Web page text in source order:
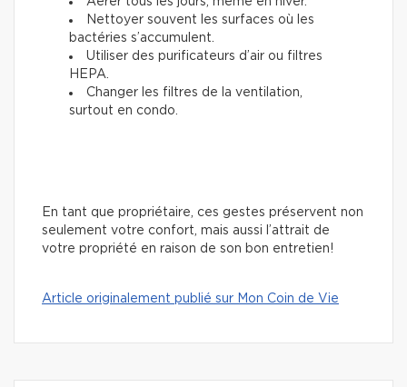
Nettoyer souvent les surfaces où les
bactéries s’accumulent.
Utiliser des purificateurs d’air ou filtres
HEPA.
Changer les filtres de la ventilation,
surtout en condo.
En tant que propriétaire, ces gestes préservent non
seulement votre confort, mais aussi l’attrait de
votre propriété en raison de son bon entretien!
Article originalement publié sur Mon Coin de Vie